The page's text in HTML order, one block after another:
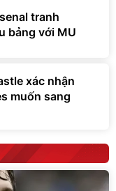
tranh
bảng với MU
xác nhận
muốn sang